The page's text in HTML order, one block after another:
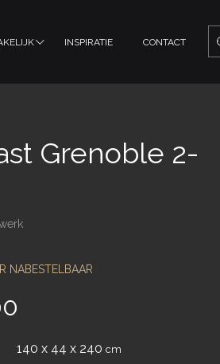
INSPIRATIE CONTACT
Grenoble 2-
NABESTELBAAR
140 x 44 x 240 cm